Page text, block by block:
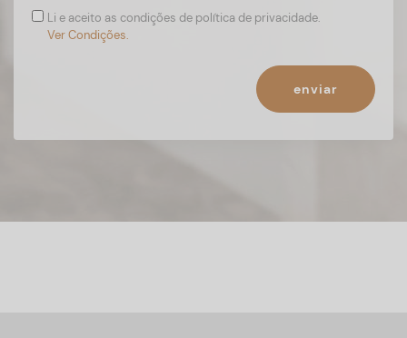
Li e aceito as condições de política de privacidade.
Ver Condições.
enviar